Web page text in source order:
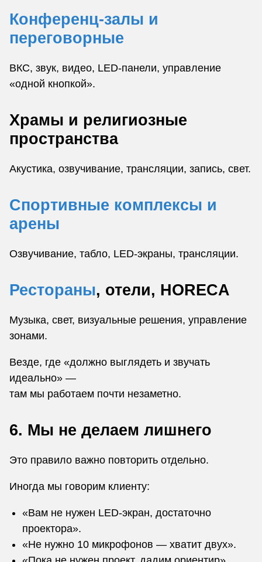
Конференц-залы и
переговорные
ВКС, звук, видео, LED-панели, управление
«одной кнопкой».
Храмы и религиозные
пространства
Акустика, озвучивание, трансляции, запись, свет.
Спортивные комплексы и
арены
Озвучивание, табло, LED-экраны, трансляции.
Рестораны, отели, HORECA
Музыка, свет, визуальные решения, управление
зонами.
Везде, где «должно выглядеть и звучать
идеально» —
там мы работаем почти незаметно.
6. Мы не делаем лишнего
Это правило важно повторить отдельно.
Иногда мы говорим клиенту:
«Вам не нужен LED-экран, достаточно
проектора».
«Не нужно 10 микрофонов — хватит двух».